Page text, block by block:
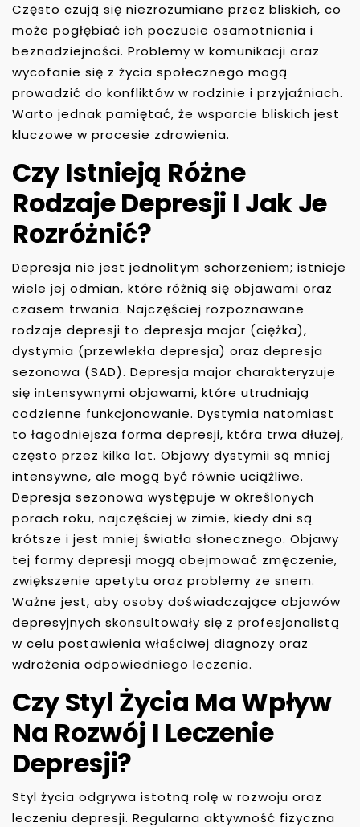
Często czują się niezrozumiane przez bliskich, co
może pogłębiać ich poczucie osamotnienia i
beznadziejności. Problemy w komunikacji oraz
wycofanie się z życia społecznego mogą
prowadzić do konfliktów w rodzinie i przyjaźniach.
Warto jednak pamiętać, że wsparcie bliskich jest
kluczowe w procesie zdrowienia.
Czy Istnieją Różne
Rodzaje Depresji I Jak Je
Rozróżnić?
Depresja nie jest jednolitym schorzeniem; istnieje
wiele jej odmian, które różnią się objawami oraz
czasem trwania. Najczęściej rozpoznawane
rodzaje depresji to depresja major (ciężka),
dystymia (przewlekła depresja) oraz depresja
sezonowa (SAD). Depresja major charakteryzuje
się intensywnymi objawami, które utrudniają
codzienne funkcjonowanie. Dystymia natomiast
to łagodniejsza forma depresji, która trwa dłużej,
często przez kilka lat. Objawy dystymii są mniej
intensywne, ale mogą być równie uciążliwe.
Depresja sezonowa występuje w określonych
porach roku, najczęściej w zimie, kiedy dni są
krótsze i jest mniej światła słonecznego. Objawy
tej formy depresji mogą obejmować zmęczenie,
zwiększenie apetytu oraz problemy ze snem.
Ważne jest, aby osoby doświadczające objawów
depresyjnych skonsultowały się z profesjonalistą
w celu postawienia właściwej diagnozy oraz
wdrożenia odpowiedniego leczenia.
Czy Styl Życia Ma Wpływ
Na Rozwój I Leczenie
Depresji?
Styl życia odgrywa istotną rolę w rozwoju oraz
leczeniu depresji. Regularna aktywność fizyczna